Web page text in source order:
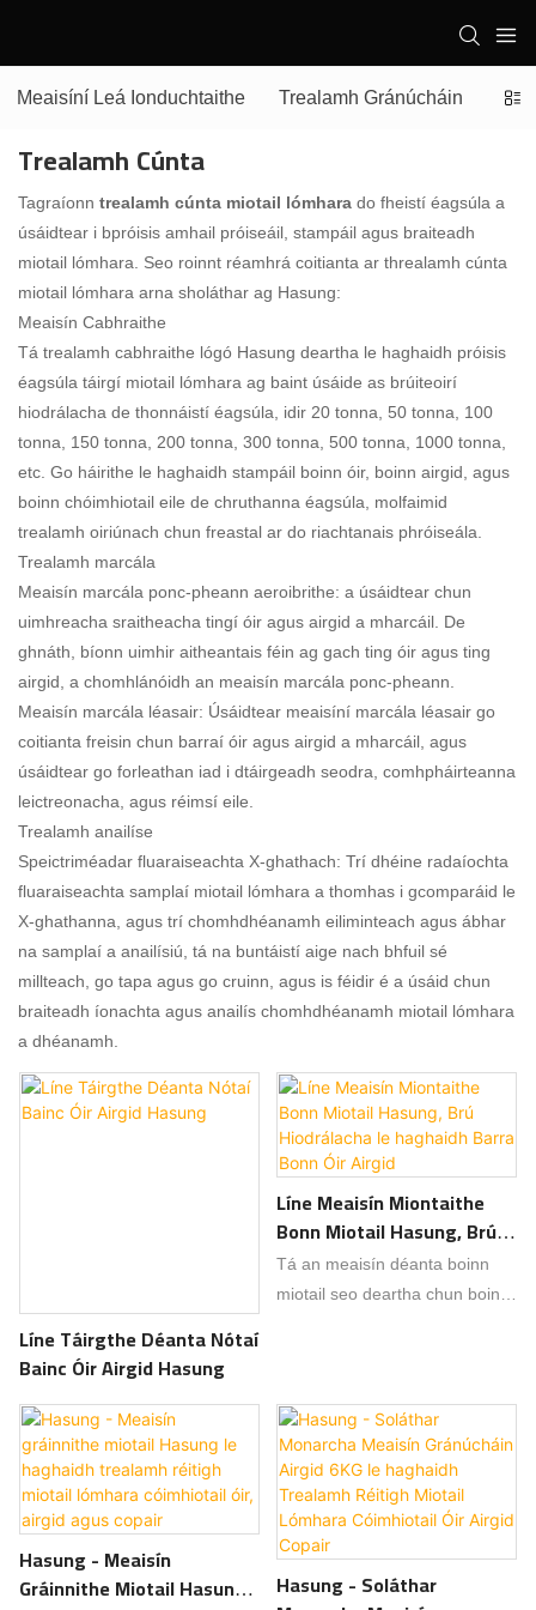
Meaisíní Leá Ionduchtaithe Trealamh Gránúcháin
Trealamh Cúnta
Tagraíonn trealamh cúnta miotail lómhara do fheistí éagsúla a
úsáidtear i bpróisis amhail próiseáil, stampáil agus braiteadh
miotail lómhara. Seo roinnt réamhrá coitianta ar threalamh cúnta
miotail lómhara arna sholáthar ag Hasung:
Meaisín Cabhraithe
Tá trealamh cabhraithe lógó Hasung deartha le haghaidh próisis
éagsúla táirgí miotail lómhara ag baint úsáide as brúiteoirí
hiodrálacha de thonnáistí éagsúla, idir 20 tonna, 50 tonna, 100
tonna, 150 tonna, 200 tonna, 300 tonna, 500 tonna, 1000 tonna,
etc. Go háirithe le haghaidh stampáil boinn óir, boinn airgid, agus
boinn chóimhiotail eile de chruthanna éagsúla, molfaimid
trealamh oiriúnach chun freastal ar do riachtanais phróiseála.
Trealamh marcála
Meaisín marcála ponc-pheann aeroibrithe: a úsáidtear chun
uimhreacha sraitheacha tingí óir agus airgid a mharcáil. De
ghnáth, bíonn uimhir aitheantais féin ag gach ting óir agus ting
airgid, a chomhlánóidh an meaisín marcála ponc-pheann.
Meaisín marcála léasair: Úsáidtear meaisíní marcála léasair go
coitianta freisin chun barraí óir agus airgid a mharcáil, agus
úsáidtear go forleathan iad i dtáirgeadh seodra, comhpháirteanna
leictreonacha, agus réimsí eile.
Trealamh anailíse
Speictriméadar fluaraiseachta X-ghathach: Trí dhéine radaíochta
fluaraiseachta samplaí miotail lómhara a thomhas i gcomparáid le
X-ghathanna, agus trí chomhdhéanamh eiliminteach agus ábhar
na samplaí a anailísiú, tá na buntáistí aige nach bhfuil sé
millteach, go tapa agus go cruinn, agus is féidir é a úsáid chun
braiteadh íonachta agus anailís chomhdhéanamh miotail lómhara
a dhéanamh.
Líne Táirgthe Déanta Nótaí
Bainc Óir Airgid Hasung
Líne Meaisín Miontaithe
Bonn Miotail Hasung, Brú
Hiodrálacha Le Haghaidh
Barra Bonn Óir Airgid
Tá an meaisín déanta boinn
miotail seo deartha chun boinn
aonfhoirmeach aige, rud a
chinntíonn cruth néata agus
patrúin shoiléire.
Hasung - Meaisín
Gráinnithe Miotail Hasung
Hasung - Soláthar